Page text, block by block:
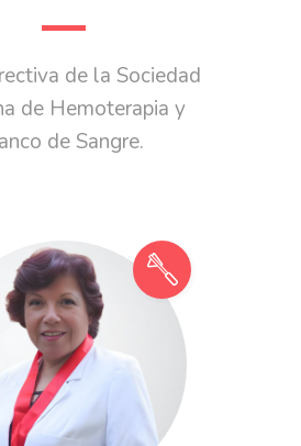
de la Sociedad
de Hemoterapia y
de Sangre.